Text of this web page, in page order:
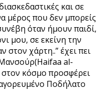
και σε
μέρος που δεν μπορείς
όταν ήμουν παιδί,
μου, σε εκείνη την
στον χάρτη..” έχει πει
al-
στον κόσμο προσφέρει
Ποδήλατο